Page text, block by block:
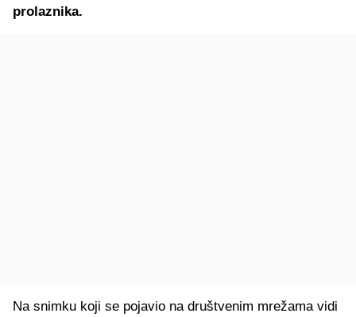
prolaznika.
Na snimku koji se pojavio na društvenim mrežama vidi